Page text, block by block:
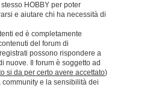
HOBBY per poter
e aiutare chi ha necessità di
ed è completamente
del forum di
possono rispondere a
nuove. Il forum è soggetto ad
si da per certo avere accettato)
e la sensibilità dei